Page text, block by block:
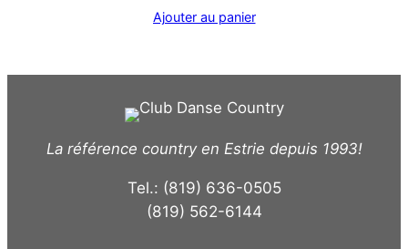
Ajouter au panier
La référence country en Estrie depuis 1993!
Tel.: (819) 636-0505
(819) 562-6144